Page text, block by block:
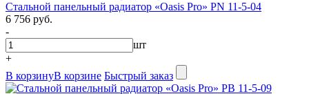
Стальной панельный радиатор «Oasis Pro» PN 11-5-04
6 756 руб.
-
шт
+
В корзинуВ корзине Быстрый заказ